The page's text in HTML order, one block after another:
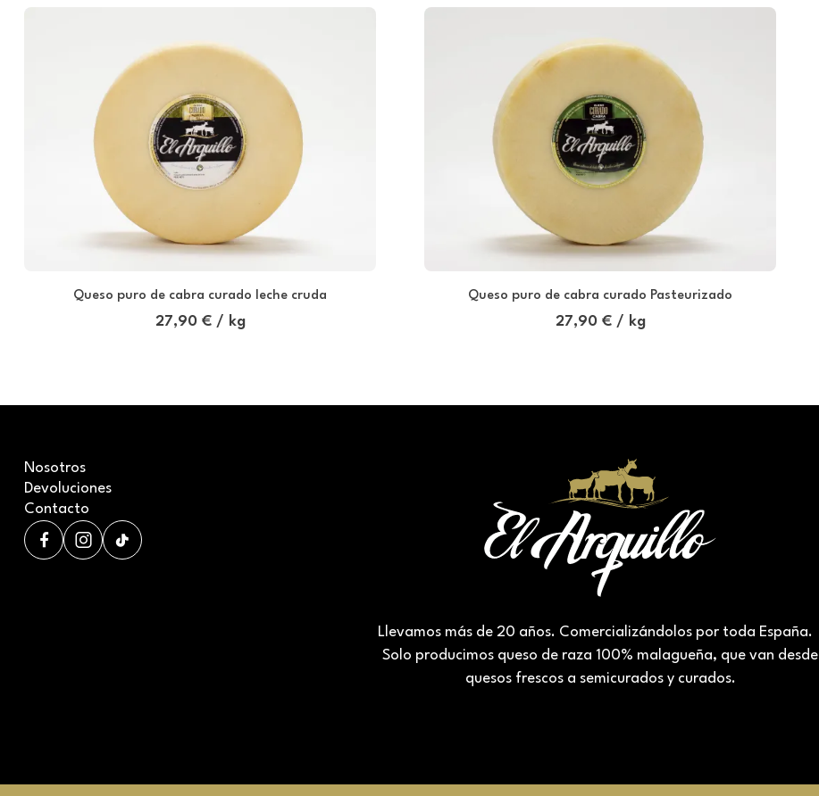
Queso puro de cabra curado leche cruda
27,90 € / kg
Queso puro de cabra curado Pasteurizado
27,90 € / kg
Nosotros
Devoluciones
Contacto
Llevamos más de 20 años. Comercializándolos por toda España.
Solo producimos queso de raza 100% malagueña, que van desde
quesos frescos a semicurados y curados.